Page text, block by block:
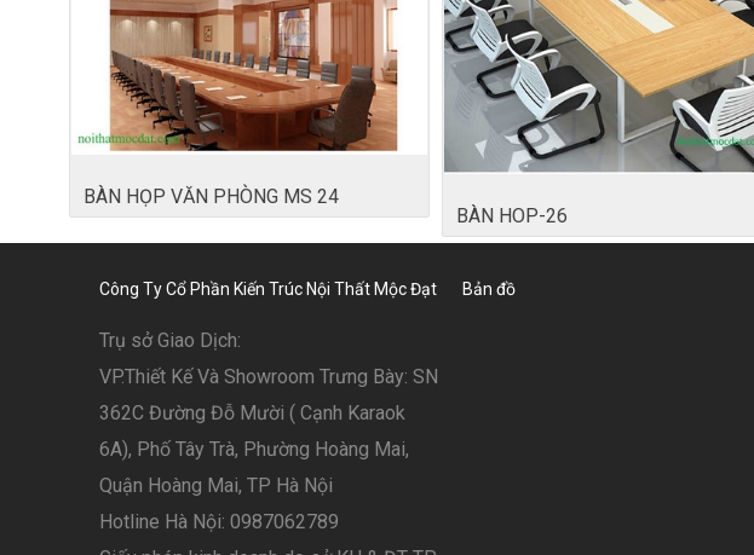
BÀN HỌP VĂN PHÒNG MS 24
BÀN HOP-26
Công Ty Cổ Phần Kiến Trúc Nội Thất Mộc Đạt
Trụ sở Giao Dịch:
VP.Thiết Kế Và Showroom Trưng Bày: SN
362C Đường Đỗ Mười ( Cạnh Karaok
6A), Phố Tây Trà, Phường Hoàng Mai,
Quận Hoàng Mai, TP Hà Nội
Hotline Hà Nội: 0987062789
Bản đồ